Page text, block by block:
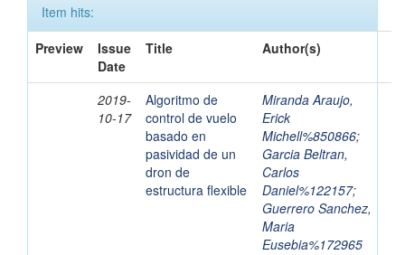
Item hits:
Preview
Issue
Date
Title Author(s)
2019-
10-17
Algoritmo de
control de vuelo
basado en
pasividad de un
dron de
estructura flexible
Miranda Araujo,
Erick
Michell%850866;
Garcia Beltran,
Carlos
Daniel%122157;
Guerrero Sanchez,
Maria
Eusebia%172965